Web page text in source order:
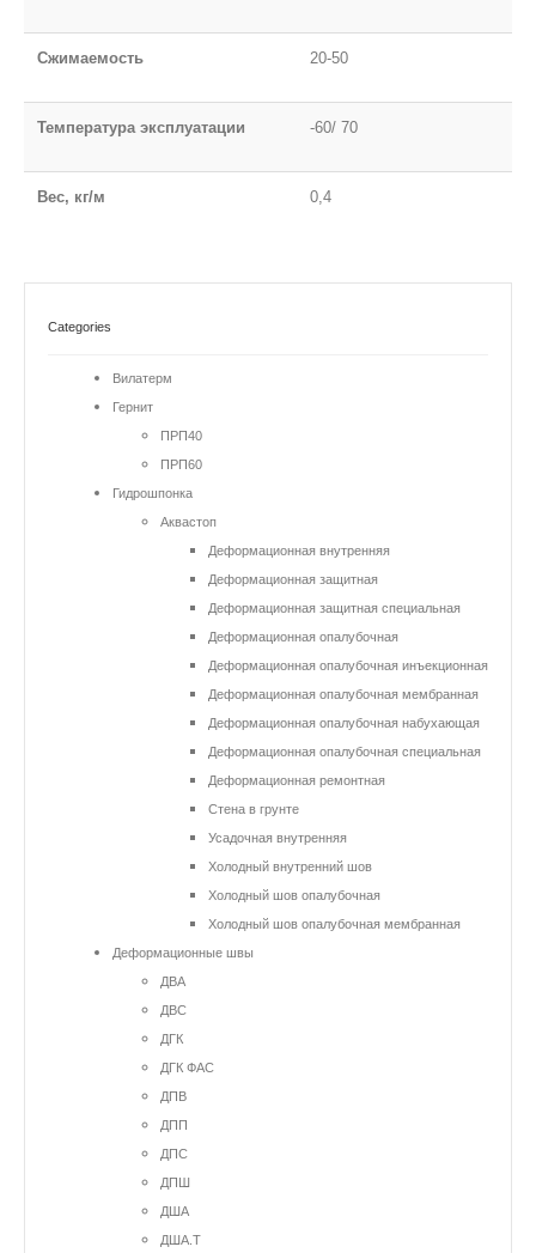
Сжимаемость 20-50
Температура эксплуатации -60/ 70
Вес, кг/м 0,4
Categories
Вилатерм
Гернит
ПРП40
ПРП60
Гидрошпонка
Аквастоп
Деформационная внутренняя
Деформационная защитная
Деформационная защитная специальная
Деформационная опалубочная
Деформационная опалубочная инъекционная
Деформационная опалубочная мембранная
Деформационная опалубочная набухающая
Деформационная опалубочная специальная
Деформационная ремонтная
Стена в грунте
Усадочная внутренняя
Холодный внутренний шов
Холодный шов опалубочная
Холодный шов опалубочная мембранная
Деформационные швы
ДВА
ДВС
ДГК
ДГК ФАС
ДПВ
ДПП
ДПС
ДПШ
ДША
ДША.Т